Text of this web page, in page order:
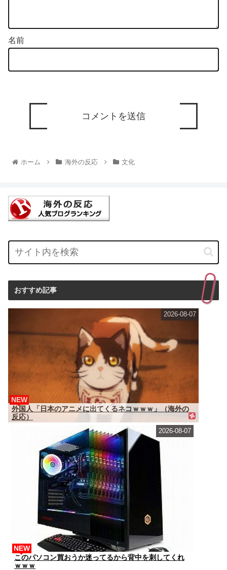
名前
ホーム 海外の反応 文化
おすすめ記事
外国人「日本のアニメに出てくるネコｗｗｗ」（海外の
反応）
NEW
2026-08-07
このパソコン買おうか迷ってるから背中を刺してくれ
ｗｗｗ
NEW
2026-08-07